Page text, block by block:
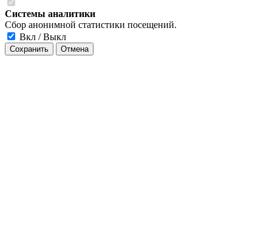
Системы аналитики
Сбор анонимной статистики посещений.
Вкл / Выкл
Сохранить Отмена